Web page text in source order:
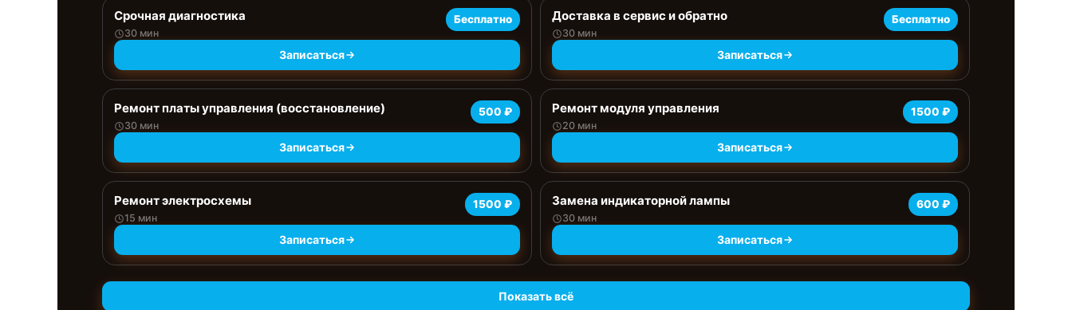
Срочная диагностика
30 мин
Бесплатно
Записаться
Доставка в сервис и обратно
30 мин
Бесплатно
Записаться
Ремонт платы управления (восстановление)
30 мин
500 ₽
Записаться
Ремонт модуля управления
20 мин
1500 ₽
Записаться
Ремонт электросхемы
15 мин
1500 ₽
Записаться
Замена индикаторной лампы
30 мин
600 ₽
Записаться
Показать всё